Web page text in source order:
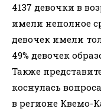
4137 девочки в
имели неполное
девочек имели
49% девочек
Также
коснулась
в регионе Квемо-